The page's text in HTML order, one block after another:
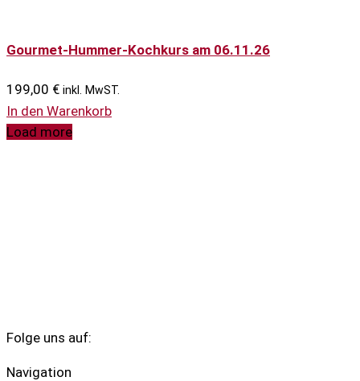
Gourmet-Hummer-Kochkurs am 06.11.26
199,00 € inkl. MwST.
In den Warenkorb
Load more
Folge uns auf:
Navigation